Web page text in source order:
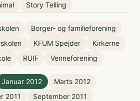
Story Telling
Borger- og familieforening
KFUM Spejder
Kirkerne
RUIF Venneforening
Januar 2012
Marts 2012
2011
September 2011